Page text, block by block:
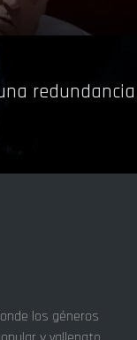
redundancia
los géneros